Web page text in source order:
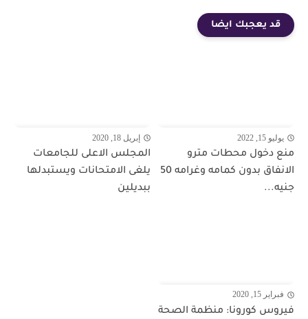
قد يعجبك ايضا
يوليو 15, 2022
منع دخول محطات مترو
الانفاق بدون كمامه وغرامه 50
جنيه...
إبريل 18, 2020
المجلس الاعلى للجامعات
يلغى الامتحانات ويستبدلها
ببديلين
فبراير 15, 2020
فيروس كورونا: منظمة الصحة